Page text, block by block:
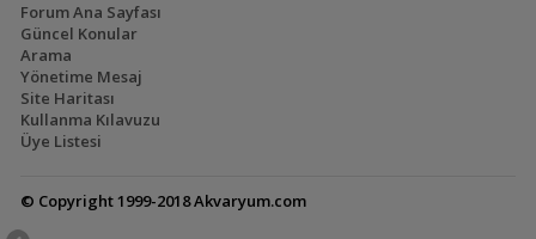
Cyrtocara Moorii
Forum Ana Sayfası
Güncel Konular
Arama
Yönetime Mesaj
Site Haritası
Kullanma Kılavuzu
Üye Listesi
© Copyright 1999-2018 Akvaryum.com